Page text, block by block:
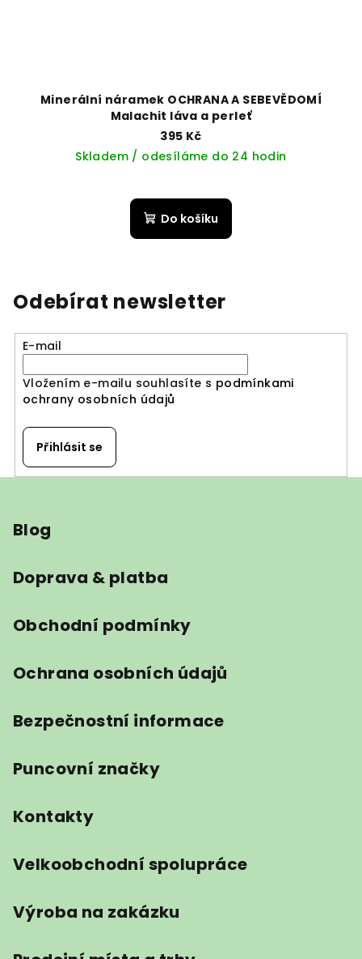
Minerální náramek OCHRANA A SEBEVĚDOMÍ
Malachit láva a perleť
395 Kč
Skladem / odesíláme do 24 hodin
Do košíku
Odebírat newsletter
E-mail
Vložením e-mailu souhlasíte s podmínkami
ochrany osobních údajů
Přihlásit se
Blog
Doprava & platba
Obchodní podmínky
Ochrana osobních údajů
Bezpečnostní informace
Puncovní značky
Kontakty
Velkoobchodní spolupráce
Výroba na zakázku